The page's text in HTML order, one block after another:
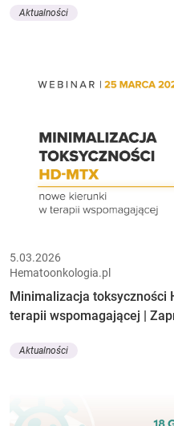
Aktualności
5.03.2026
Hematoonkologia.pl
Minimalizacja toksyczności
terapii wspomagającej |
Aktualności